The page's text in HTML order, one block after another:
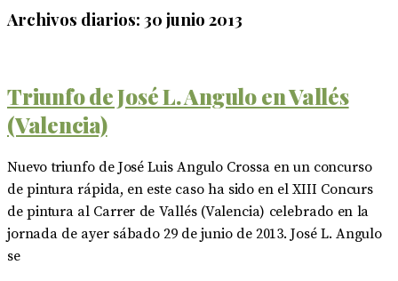
Archivos diarios: 30 junio 2013
Triunfo de José L. Angulo en Vallés
(Valencia)
Nuevo triunfo de José Luis Angulo Crossa en un concurso
de pintura rápida, en este caso ha sido en el XIII Concurs
de pintura al Carrer de Vallés (Valencia) celebrado en la
jornada de ayer sábado 29 de junio de 2013. José L. Angulo
se